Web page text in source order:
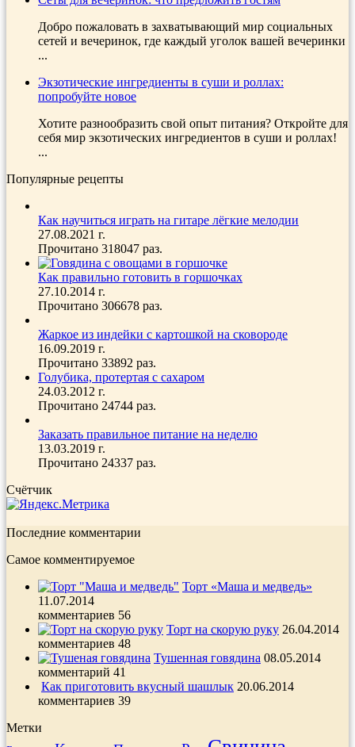
Добро пожаловать в захватывающий мир социальных
сетей и вечеринок, где каждый уголок вашей вечеринки
...
Экзотические ингредиенты в суши и роллах:
попробуйте новое
Хотите разнообразить свой опыт питания? Откройте для
себя мир экзотических ингредиентов в суши и роллах!
...
Популярные рецепты
Как научиться играть на гитаре лёгкие мелодии
27.08.2021 г.
Прочитано 318047 раз.
Как правильно готовить в горшочках
27.10.2014 г.
Прочитано 306678 раз.
Жаркое из индейки с картошкой на сковороде
16.09.2019 г.
Прочитано 33892 раз.
Голубика, протертая с сахаром
24.03.2012 г.
Прочитано 24744 раз.
Заказать правильное питание на неделю
13.03.2019 г.
Прочитано 24337 раз.
Счётчик
Последние комментарии
Самое комментируемое
Торт «Маша и медведь»
11.07.2014
комментариев 56
Торт на скорую руку 26.04.2014
комментариев 48
Тушенная говядина 08.05.2014
комментарий 41
Как приготовить вкусный шашлык 20.06.2014
комментариев 39
Метки